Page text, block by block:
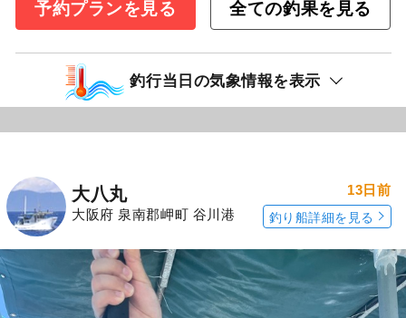
予約プランを見る
全ての釣果を見る
釣行当日の気象情報を表示
大八丸
大阪府 泉南郡岬町 谷川港
13日前
釣り船詳細を見る